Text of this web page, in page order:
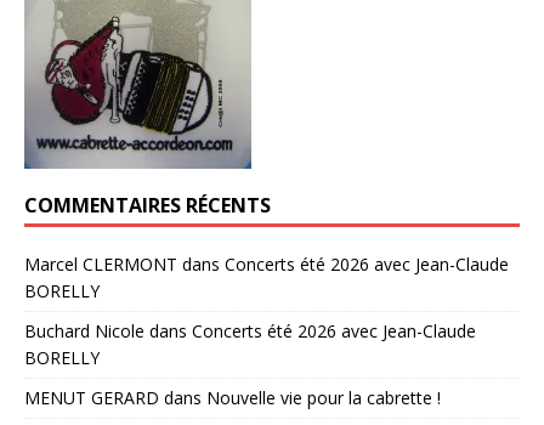
COMMENTAIRES RÉCENTS
Marcel CLERMONT dans Concerts été 2026 avec Jean-Claude
BORELLY
Buchard Nicole dans Concerts été 2026 avec Jean-Claude
BORELLY
MENUT GERARD dans Nouvelle vie pour la cabrette !